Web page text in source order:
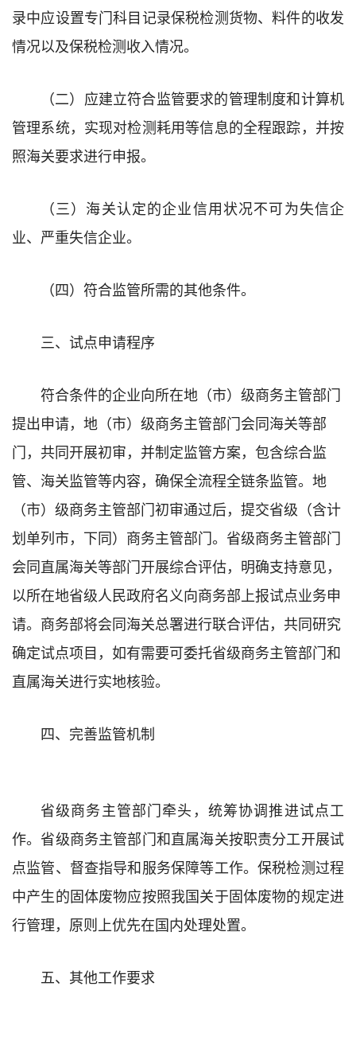
录中应设置专门科目记录保税检测货物、料件的收发
情况以及保税检测收入情况。
（二） 应建立符合监管要求的管理制度和计算机
管理系统，实现对检测耗用等信息的全程跟踪，并按
照海关要求进行申报。
（三） 海关认定的企业信用状况不可为失信企
业、严重失信企业。
（四） 符合监管所需的其他条件。
三、试点申请程序
符合条件的企业向所在地（市）级商务主管部门
提出申请，地（市）级商务主管部门会同海关等部
门，共同开展初审，并制定监管方案，包含综合监
管、海关监管等内容， 确保全流程全链条监管。地
（市）级商务主管部门初审通过后，提交省级（含计
划单列市，下同）商务主管部门。省级商务主管部门
会同直属海关等部门开展综合评估，明确支持意见，
以所在地省级人民政府名义向商务部上报试点业务申
请。商务部将会同海关总署进行联合评估，共同研究
确定试点项目，如有需要可委托省级商务主管部门和
直属海关进行实地核验。
四、 完善监管机制
省级商务主管部门牵头，统筹协调推进试点工
作。省级商务主管部门和直属海关按职责分工开展试
点监管、督查指导和服务保障等工作。保税检测过程
中产生的固体废物应按照我国关于固体废物的规定进
行管理，原则上优先在国内处理处置。
五、其他工作要求